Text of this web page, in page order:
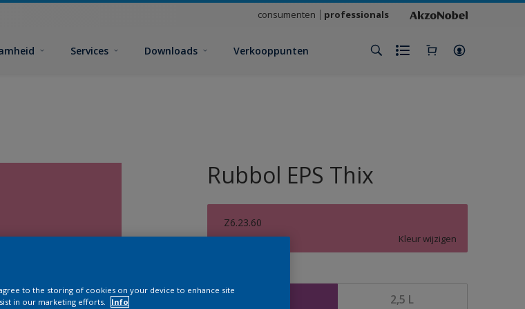
consumenten professionals
Services Downloads Verkooppunten
Rubbol EPS Thix
Z6.23.60
Kleur wijzigen
2,5 L
to the storing of cookies on your device to enhance site
in our marketing efforts.
Info